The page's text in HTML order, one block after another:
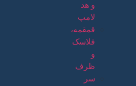
و هد
لامپ
قمقمه،
فلاسک
و
ظرف
سر